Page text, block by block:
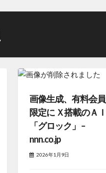
画像生成、有料会員
限定に Ｘ搭載のＡＩ
「グロック」 –
nnn.co.jp
2026年1月9日